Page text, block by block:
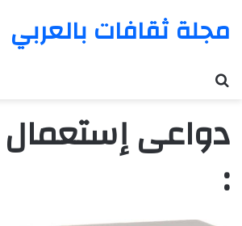
مجلة ثقافات بالعربي
دواعى إستعمال
: